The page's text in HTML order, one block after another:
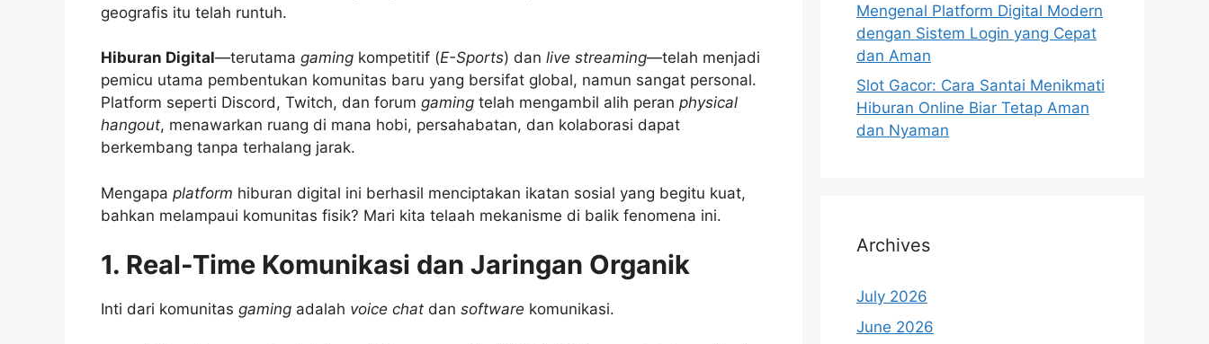
geografis itu telah runtuh.
Hiburan Digital—terutama gaming kompetitif (E-Sports) dan live streaming—telah menjadi
pemicu utama pembentukan komunitas baru yang bersifat global, namun sangat personal.
Platform seperti Discord, Twitch, dan forum gaming telah mengambil alih peran physical
hangout, menawarkan ruang di mana hobi, persahabatan, dan kolaborasi dapat
berkembang tanpa terhalang jarak.
Mengapa platform hiburan digital ini berhasil menciptakan ikatan sosial yang begitu kuat,
bahkan melampaui komunitas fisik? Mari kita telaah mekanisme di balik fenomena ini.
1. Real-Time Komunikasi dan Jaringan Organik
Inti dari komunitas gaming adalah voice chat dan software komunikasi.
Mengenal Platform Digital Modern
dengan Sistem Login yang Cepat
dan Aman
Slot Gacor: Cara Santai Menikmati
Hiburan Online Biar Tetap Aman
dan Nyaman
Archives
July 2026
June 2026